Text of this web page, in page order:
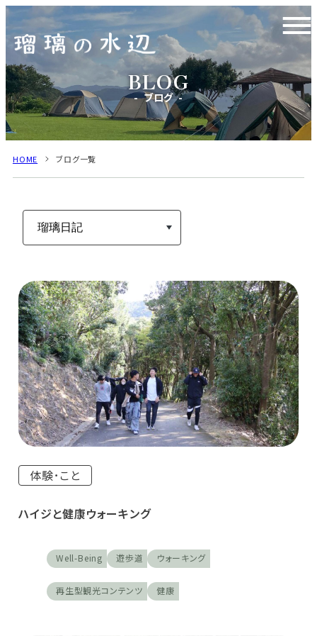
ブログ
HOME ブログ一覧
体験･こと
ハイジと健康ウォーキング
Well-Being 遊歩道 ウォーキング
再生型観光コンテンツ 健康